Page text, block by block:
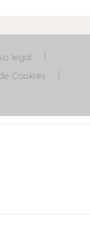
legal
Cookies